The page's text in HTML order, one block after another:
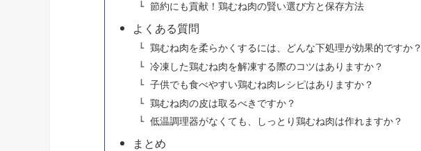
節約にも貢献！鶏むね肉の賢い選び方と保存方法
よくある質問
鶏むね肉を柔らかくするには、どんな下処理が効果的ですか？
冷凍した鶏むね肉を解凍する際のコツはありますか？
子供でも食べやすい鶏むね肉レシピはありますか？
鶏むね肉の皮は取るべきですか？
低温調理器がなくても、しっとり鶏むね肉は作れますか？
まとめ